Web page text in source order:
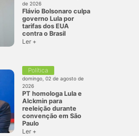
de 2026
Flávio Bolsonaro culpa
governo Lula por
tarifas dos EUA
contra o Brasil
Ler +
Política
domingo, 02 de agosto de
2026
PT homologa Lula e
Alckmin para
reeleição durante
convenção em São
Paulo
Ler +